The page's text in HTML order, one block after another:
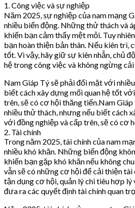
1. Công việc và sự nghiệp
Năm 2025, sự nghiệp của nam mạng
nhiều biến động. Những thử thách và
khiến bạn cảm thấy mệt mỏi. Tuy
bạn hoàn thiện bản thân. Nếu kiên trì,
tốt. Vì vậy, hãy giữ sự kiên nhẫn, chủ
hệ trong công việc và không ngừng
Nam Giáp Tý sẽ phải đối mặt với
biết cách xây dựng mối quan hệ tốt
trên, sẽ có cơ hội thăng tiến.Nam
nhiều thử thách, nhưng nếu biết cách
với đồng nghiệp và cấp trên, sẽ có cơ
2. Tài chính
Trong năm 2025, tài chính của nam
nhiều khó khăn. Những biến động
khiến bạn gặp khó khăn nếu không
vẫn sẽ có những cơ hội để cải thiện tài
tận dụng cơ hội, quản lý chi tiêu hợp
đưa ra các quyết định tài chính quan